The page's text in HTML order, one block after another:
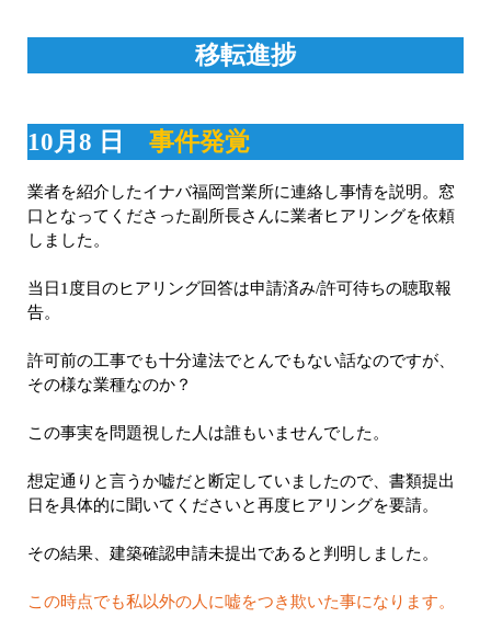
移転進捗
10月8 日 事件発覚
業者を紹介したイナバ福岡営業所に連絡し事情を説明。窓
口となってくださった副所長さんに業者ヒアリングを依頼
しました。
当日1度目のヒアリング回答は申請済み/許可待ちの聴取報
告。
許可前の工事でも十分違法でとんでもない話なのですが、
その様な業種なのか？
この事実を問題視した人は誰もいませんでした。
想定通りと言うか嘘だと断定していましたので、書類提出
日を具体的に聞いてくださいと再度ヒアリングを要請。
その結果、建築確認申請未提出であると判明しました。
この時点でも私以外の人に嘘をつき欺いた事になります。